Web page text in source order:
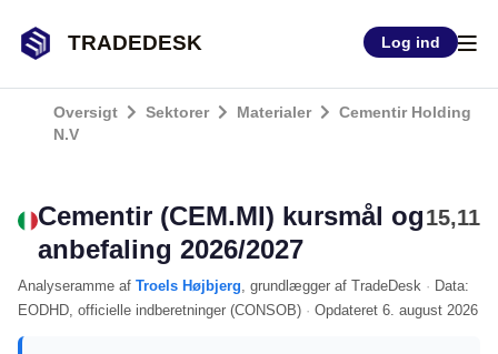
TRADEDESK Log ind
Oversigt Sektorer Materialer
Cementir Holding
N.V
Cementir (CEM.MI) kursmål og
anbefaling 2026/2027
15,11
Analyseramme af Troels Højbjerg, grundlægger af TradeDesk · Data:
EODHD, officielle indberetninger (CONSOB) · Opdateret 6. august 2026